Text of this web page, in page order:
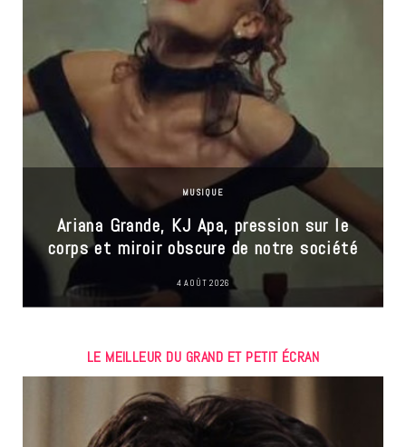
MUSIQUE
Ariana Grande, KJ Apa, pression sur le
corps et miroir obscure de notre société
4 AOÛT 2026
LE MEILLEUR DU GRAND ET PETIT ÉCRAN